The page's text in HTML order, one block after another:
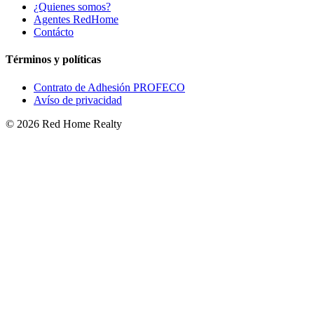
¿Quienes somos?
Agentes RedHome
Contácto
Términos y políticas
Contrato de Adhesión PROFECO
Avíso de privacidad
© 2026 Red Home Realty